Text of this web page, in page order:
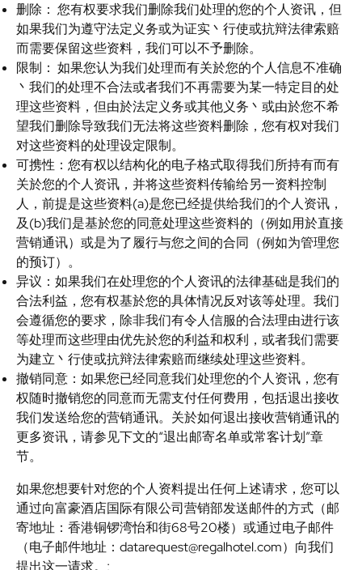
删除： 您有权要求我们删除我们处理的您的个人资讯，但
如果我们为遵守法定义务或为证实丶行使或抗辩法律索赔
而需要保留这些资料，我们可以不予删除。
限制： 如果您认为我们处理而有关於您的个人信息不准确
丶我们的处理不合法或者我们不再需要为某一特定目的处
理这些资料，但由於法定义务或其他义务丶或由於您不希
望我们删除导致我们无法将这些资料删除，您有权对我们
对这些资料的处理设定限制。
可携性：您有权以结构化的电子格式取得我们所持有而有
关於您的个人资讯，并将这些资料传输给另一资料控制
人，前提是这些资料(a)是您已经提供给我们的个人资讯，
及(b)我们是基於您的同意处理这些资料的（例如用於直接
营销通讯）或是为了履行与您之间的合同（例如为管理您
的预订）。
异议：如果我们在处理您的个人资讯的法律基础是我们的
合法利益，您有权基於您的具体情况反对该等处理。我们
会遵循您的要求，除非我们有令人信服的合法理由进行该
等处理而这些理由优先於您的利益和权利，或者我们需要
为建立丶行使或抗辩法律索赔而继续处理这些资料。
撤销同意：如果您已经同意我们处理您的个人资讯，您有
权随时撤销您的同意而无需支付任何费用，包括退出接收
我们发送给您的营销通讯。关於如何退出接收营销通讯的
更多资讯，请参见下文的“退出邮寄名单或常客计划”章
节。
如果您想要针对您的个人资料提出任何上述请求，您可以
通过向富豪酒店国际有限公司营销部发送邮件的方式（邮
寄地址：香港铜锣湾怡和街68号20楼）或通过电子邮件
（电子邮件地址：datarequest@regalhotel.com）向我们
提出这一请求。;